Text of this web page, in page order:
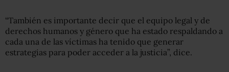
“También es importante decir que el equipo legal y de
derechos humanos y género que ha estado respaldando a
cada una de las víctimas ha tenido que generar
estrategias para poder acceder a la justicia”, dice.